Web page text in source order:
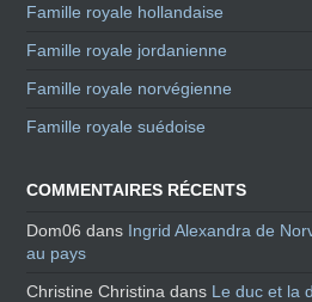
Famille royale hollandaise
Famille royale jordanienne
Famille royale norvégienne
Famille royale suédoise
COMMENTAIRES RÉCENTS
Dom06 dans Ingrid Alexandra de
au pays
Christine Christina dans Le duc et la